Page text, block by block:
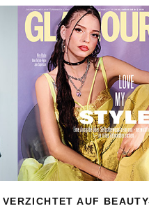
AUF